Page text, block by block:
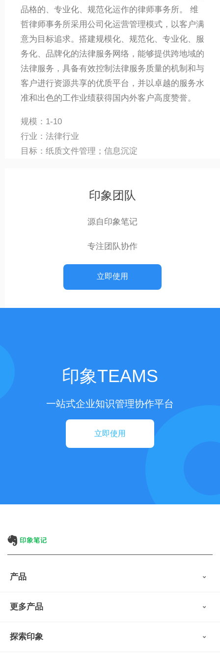
品格的、专业化、规范化运作的律师事务所。 维
哲律师事务所采用公司化运营管理模式，以客户满
意为目标追求。搭建规模化、规范化、专业化、服
务化、品牌化的法律服务网络，能够提供跨地域的
法律服务，具备有效控制法律服务质量的机制和与
客户进行资源共享的优质平台，并以卓越的服务水
准和出色的工作业绩获得国内外客户高度赞誉。
规模：1-10
行业：法律行业
目标：纸质文件管理；信息沉淀
印象团队
源自印象笔记
专注团队协作
立即使用
印象TEAMS
一站式企业知识管理协作平台
立即使用
产品
会员权益
印象笔记·剪藏
更多产品
印象图记
探索印象